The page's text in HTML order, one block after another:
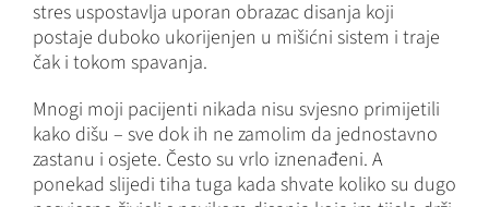
stres uspostavlja uporan obrazac disanja koji
postaje duboko ukorijenjen u mišićni sistem i traje
čak i tokom spavanja.
Mnogi moji pacijenti nikada nisu svjesno primijetili
kako dišu – sve dok ih ne zamolim da jednostavno
zastanu i osjete. Često su vrlo iznenađeni. A
ponekad slijedi tiha tuga kada shvate koliko su dugo